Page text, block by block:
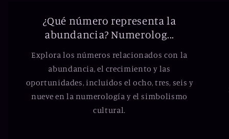
¿Qué número representa la
abundancia? Numerolog...
Explora los números relacionados con la
abundancia, el crecimiento y las
oportunidades, incluidos el ocho, tres, seis y
nueve en la numerología y el simbolismo
cultural.